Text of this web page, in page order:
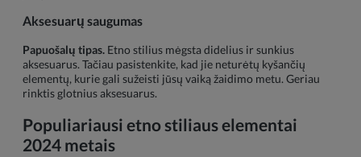
Aksesuarų saugumas
Papuošalų tipas. Etno stilius mėgsta didelius ir sunkius
aksesuarus. Tačiau pasistenkite, kad jie neturėtų kyšančių
elementų, kurie gali sužeisti jūsų vaiką žaidimo metu. Geriau
rinktis glotnius aksesuarus.
Populiariausi etno stiliaus elementai
2024 metais